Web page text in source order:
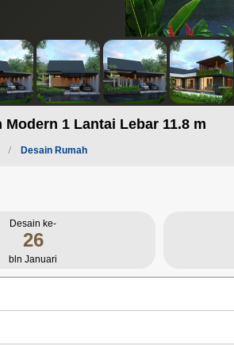
Modern 1 Lantai Lebar 11.8 m
Desain Rumah
Desain ke-
26
bln Januari